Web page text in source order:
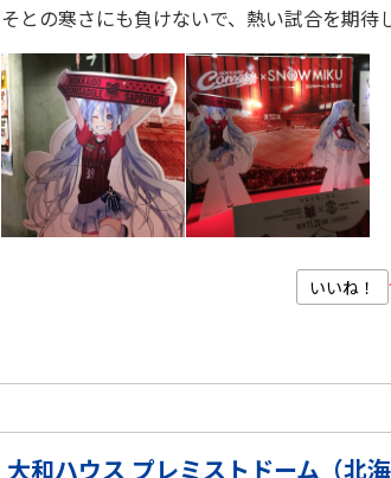
そとの寒さにも負けないで、熱い試合を期待
いいね！
大和ハウス プレミストドーム（北